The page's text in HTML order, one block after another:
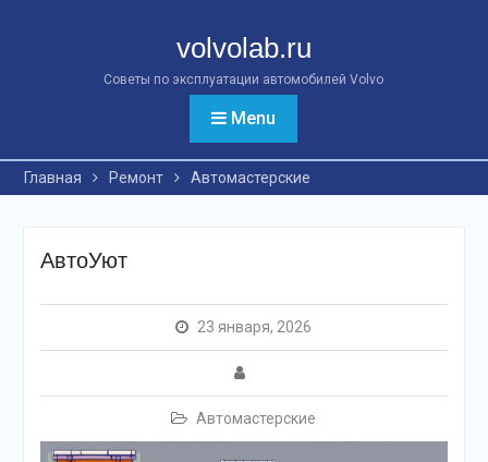
volvolab.ru
Советы по эксплуатации автомобилей Volvo
Menu
Главная Ремонт Автомастерские
АвтоУют
23 января, 2026
Автомастерские